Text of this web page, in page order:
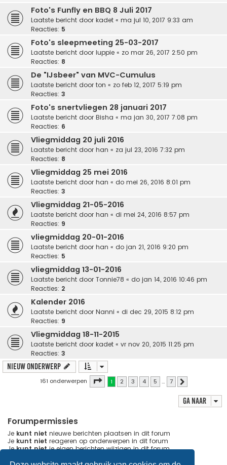
Foto's Funfly en BBQ 8 Juli 2017
Laatste bericht door kadet « ma jul 10, 2017 9:33 am
Reacties: 5
Foto's sleepmeeting 25-03-2017
Laatste bericht door luppie « zo mar 26, 2017 2:50 pm
Reacties: 8
De "IJsbeer" van MVC-Cumulus
Laatste bericht door ton « zo feb 12, 2017 5:19 pm
Reacties: 3
Foto's snertvliegen 28 januari 2017
Laatste bericht door Bisha « ma jan 30, 2017 7:08 pm
Reacties: 6
Vliegmiddag 20 juli 2016
Laatste bericht door han « za jul 23, 2016 7:32 pm
Reacties: 8
Vliegmiddag 25 mei 2016
Laatste bericht door han « do mei 26, 2016 8:01 pm
Reacties: 3
Vliegmiddag 21-05-2016
Laatste bericht door han « di mei 24, 2016 8:57 pm
Reacties: 9
vliegmiddag 20-01-2016
Laatste bericht door han « do jan 21, 2016 9:20 pm
Reacties: 5
vliegmiddag 13-01-2016
Laatste bericht door Tonnie78 « do jan 14, 2016 10:46 pm
Reacties: 2
Kalender 2016
Laatste bericht door Nanni « di dec 29, 2015 8:12 pm
Reacties: 9
Vliegmiddag 18-11-2015
Laatste bericht door kadet « vr nov 20, 2015 11:25 pm
Reacties: 3
Nieuw onderwerp
161 onderwerpen Pagina van 7
1 2 3 4 5 … 7
Ga naar
Forumpermissies
Je kunt niet nieuwe berichten plaatsen in dit forum
Je kunt niet reageren op onderwerpen in dit forum
Jekunt nietje eigen berichten wijzigen in dit forum